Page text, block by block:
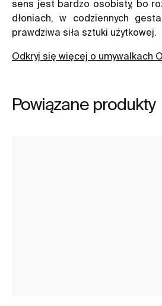
sens jest bardzo osobisty, bo
dłoniach, w codziennych
prawdziwa siła sztuki użytkowej.
Odkryj się więcej o umywalkach
Powiązane produkty